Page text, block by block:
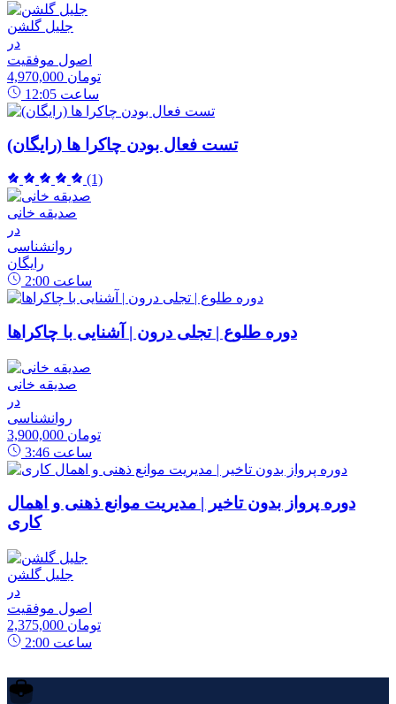
جلیل گلشن
در
اصول موفقیت
4,970,000 تومان
12:05 ساعت
تست فعال بودن چاکرا ها (رایگان)
(1)
صدیقه خانی
در
روانشناسی
رایگان
2:00 ساعت
دوره طلوع | تجلی درون | آشنایی با چاکراها
صدیقه خانی
در
روانشناسی
3,900,000 تومان
3:46 ساعت
دوره پرواز بدون تاخیر | مدیریت موانع ذهنی و اهمال
کاری
جلیل گلشن
در
اصول موفقیت
2,375,000 تومان
2:00 ساعت